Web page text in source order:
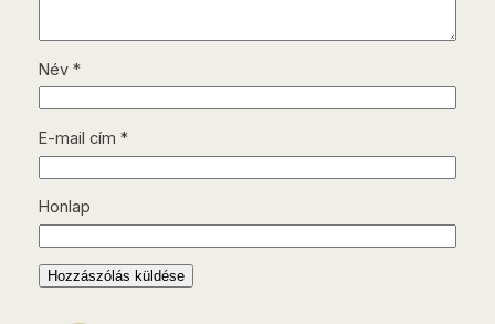
Név *
E-mail cím *
Honlap